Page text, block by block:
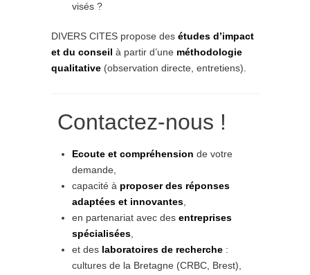
visés ?
DIVERS CITES propose des études d’impact
et du conseil à partir d’une méthodologie
qualitative (observation directe, entretiens).
Contactez-nous !
Ecoute et compréhension de votre
demande,
capacité à proposer des réponses
adaptées et innovantes
en partenariat avec des entreprises
spécialisées
et des laboratoires de recherche :
cultures de la Bretagne (CRBC, Brest),